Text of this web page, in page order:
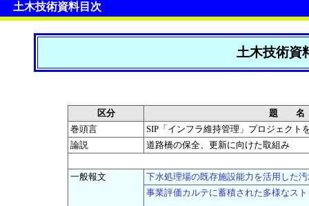
土木技術資料目次
土木技術資
区分
題 名
巻頭言
SIP「インフラ維持管理」プロジェクト
論説
道路橋の保全、更新に向けた取組み
一般報文
下水処理場の既存施設能力を活用した
事業評価カルテに蓄積された多様なス